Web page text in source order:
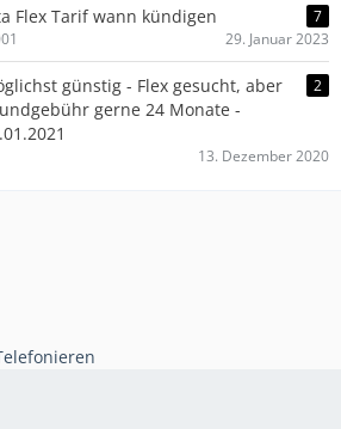
Flex Tarif wann kündigen
7
29. Januar 2023
günstig - Flex gesucht, aber
gerne 24 Monate -
2
13. Dezember 2020